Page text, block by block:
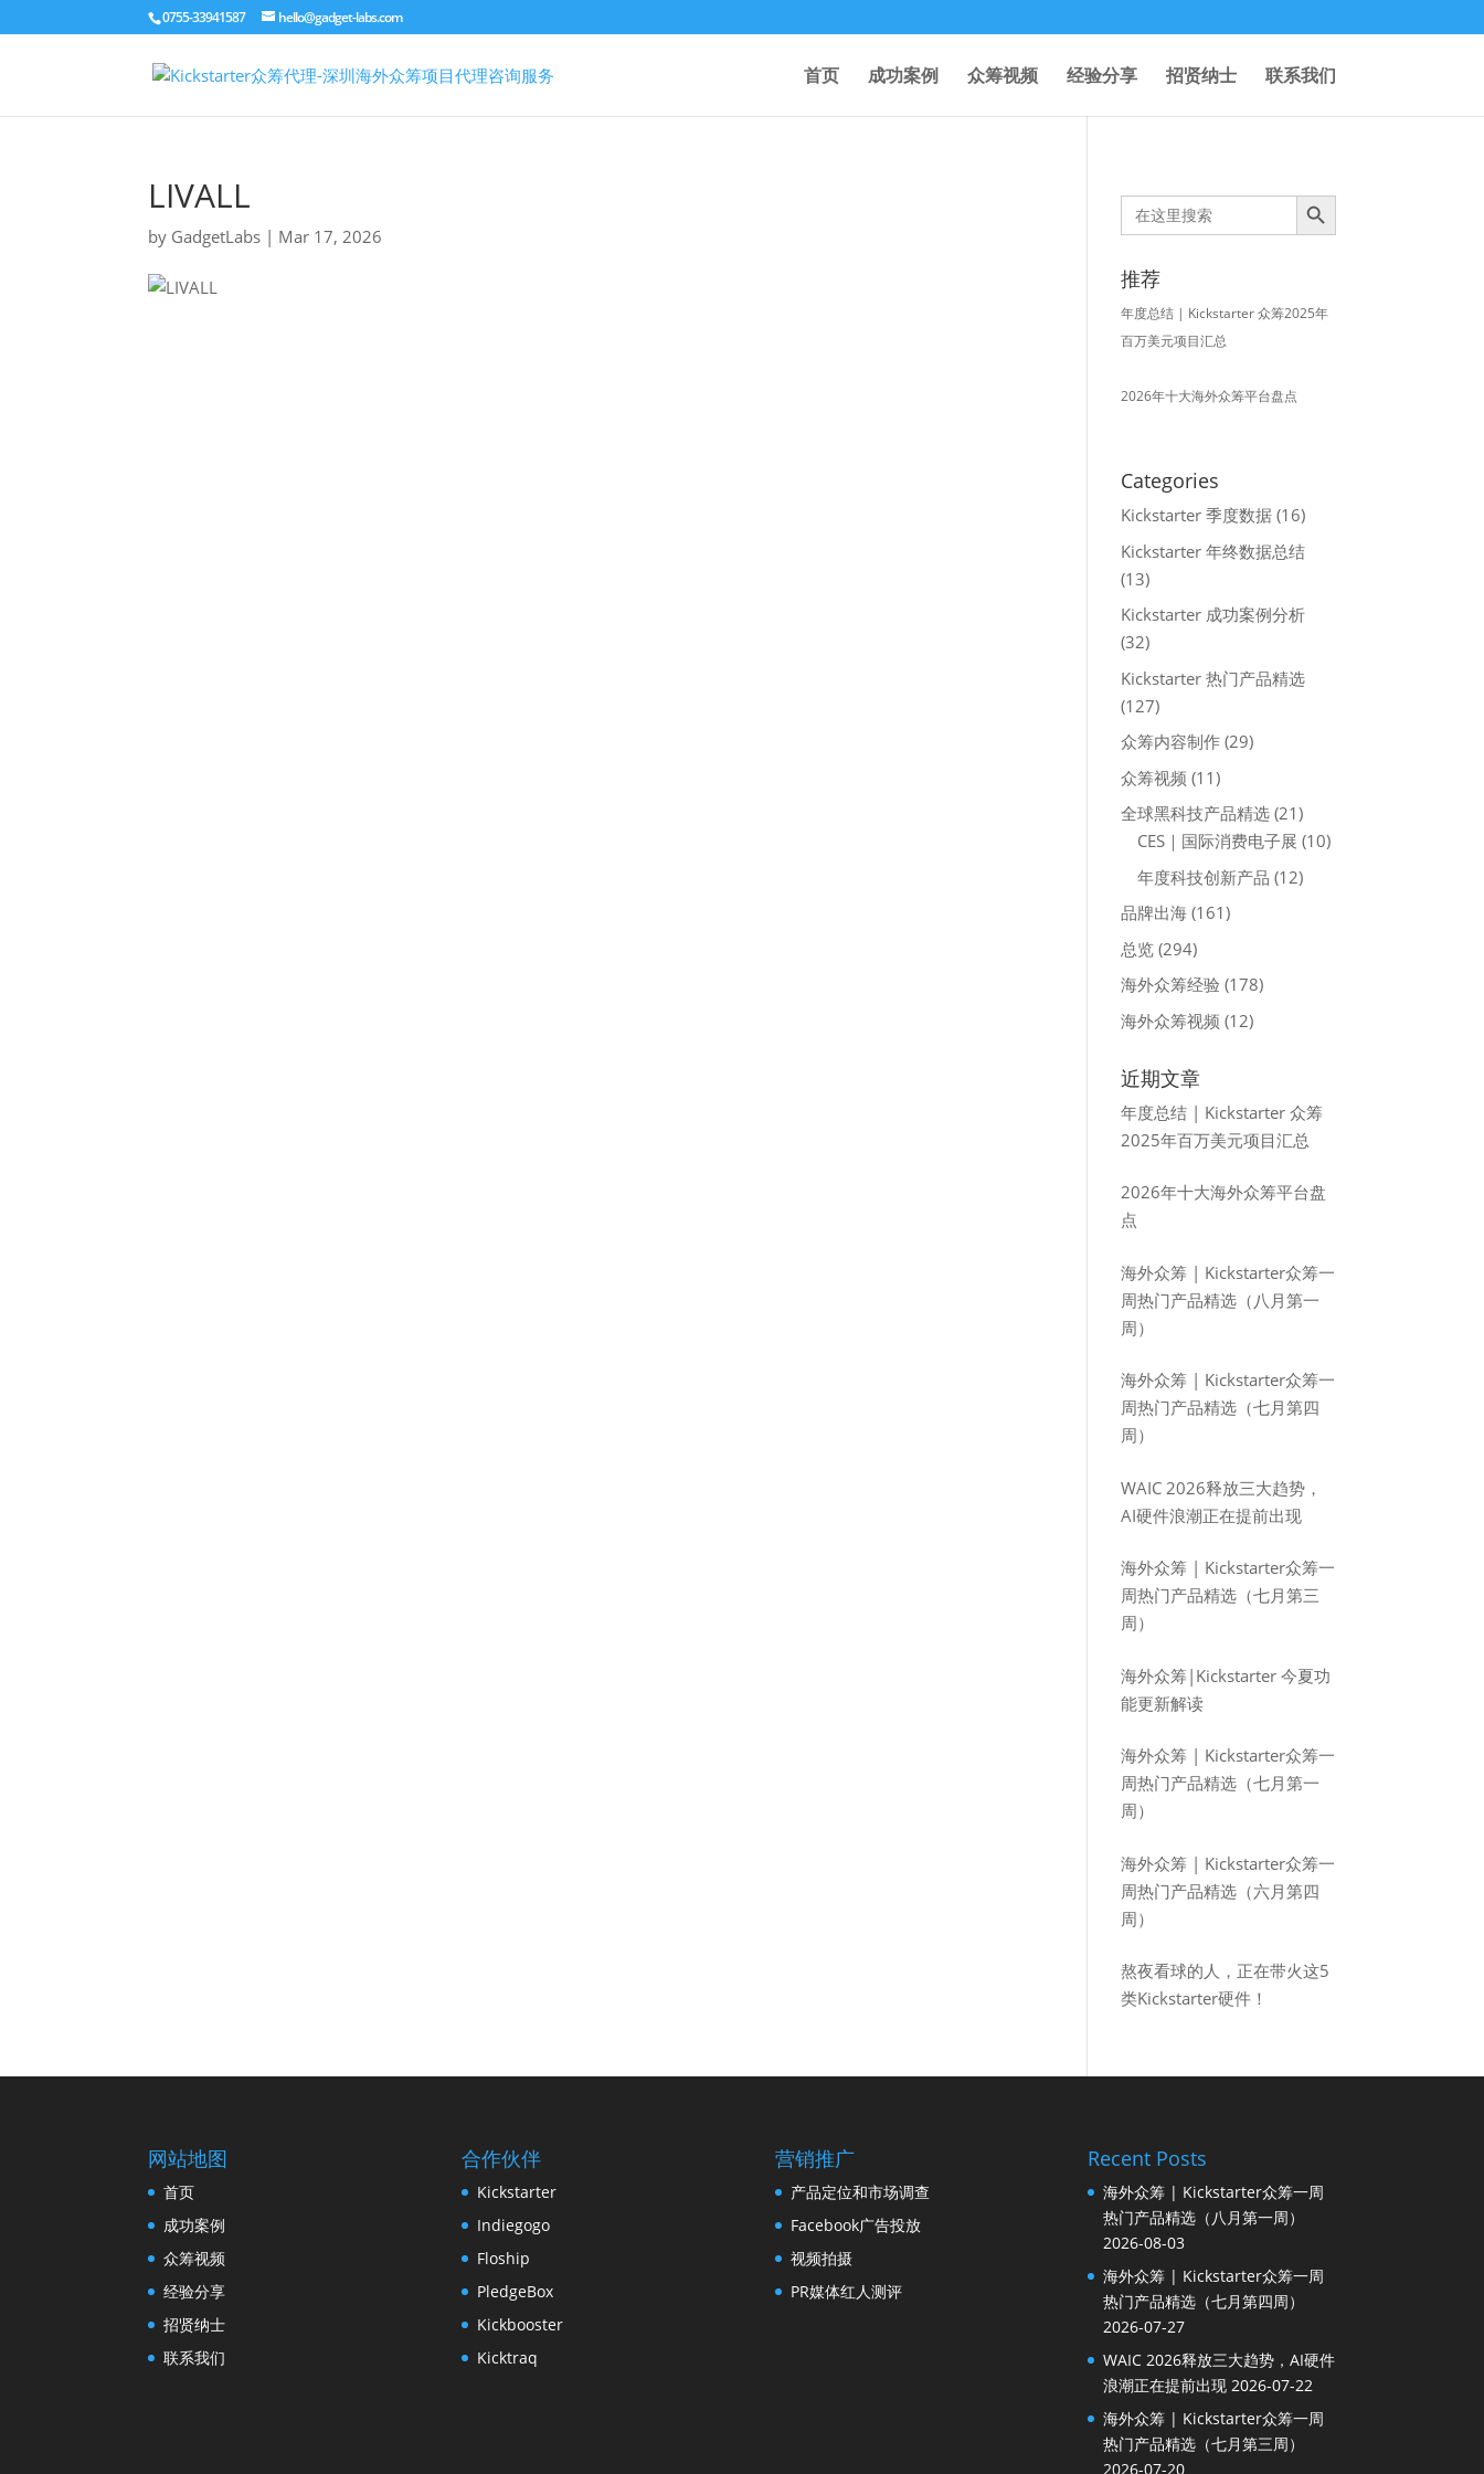
0755-33941587 hello@gadget-labs.com
首页 成功案例 众筹视频 经验分享 招贤纳士 联系我们
LIVALL
by GadgetLabs | Mar 17, 2026
Search
for:
Search Button
推荐
年度总结 | Kickstarter 众筹2025年
百万美元项目汇总
2026年十大海外众筹平台盘点
Categories
Kickstarter 季度数据 (16)
Kickstarter 年终数据总结
(13)
Kickstarter 成功案例分析
(32)
Kickstarter 热门产品精选
(127)
众筹内容制作 (29)
众筹视频 (11)
全球黑科技产品精选 (21)
CES｜国际消费电子展 (10)
年度科技创新产品 (12)
品牌出海 (161)
总览 (294)
海外众筹经验 (178)
海外众筹视频 (12)
近期文章
年度总结 | Kickstarter 众筹
2025年百万美元项目汇总
2026年十大海外众筹平台盘
点
海外众筹 | Kickstarter众筹一
周热门产品精选（八月第一
周）
海外众筹 | Kickstarter众筹一
周热门产品精选（七月第四
周）
WAIC 2026释放三大趋势，
AI硬件浪潮正在提前出现
海外众筹 | Kickstarter众筹一
周热门产品精选（七月第三
周）
海外众筹|Kickstarter 今夏功
能更新解读
海外众筹 | Kickstarter众筹一
周热门产品精选（七月第一
周）
海外众筹 | Kickstarter众筹一
周热门产品精选（六月第四
周）
熬夜看球的人，正在带火这5
类Kickstarter硬件！
网站地图
首页
成功案例
众筹视频
经验分享
招贤纳士
联系我们
合作伙伴
Kickstarter
Indiegogo
Floship
PledgeBox
Kickbooster
Kicktraq
营销推广
产品定位和市场调查
Facebook广告投放
视频拍摄
PR媒体红人测评
Recent Posts
海外众筹 | Kickstarter众筹一周
热门产品精选（八月第一周）
2026-08-03
海外众筹 | Kickstarter众筹一周
热门产品精选（七月第四周）
2026-07-27
WAIC 2026释放三大趋势，AI硬件
浪潮正在提前出现 2026-07-22
海外众筹 | Kickstarter众筹一周
热门产品精选（七月第三周）
2026-07-20